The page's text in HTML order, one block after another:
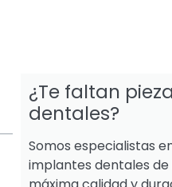
¿Te faltan
dentales?
Somos especialistas
implantes dentales de